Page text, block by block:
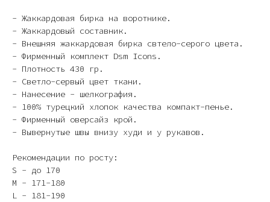
- Жаккардовая бирка на воротнике.
- Жаккардовый составник.
- Внешняя жаккардовая бирка свтело-серого цвета.
- Фирменный комплект Dsm Icons.
- Плотность 430 гр.
- Светло-сервый цвет ткани.
- Нанесение - шелкография.
- 100% турецкий хлопок качества компакт-пенье.
- Фирменный оверсайз крой.
- Вывернутые швы внизу худи и у рукавов.
Рекомендации по росту:
S - до 170
M - 171-180
L - 181-190